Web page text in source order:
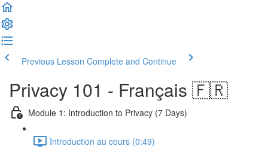
Previous Lesson Complete and Continue
Privacy 101 - Français 🇫🇷
Module 1: Introduction to Privacy (7 Days)
Introduction au cours (0:49)